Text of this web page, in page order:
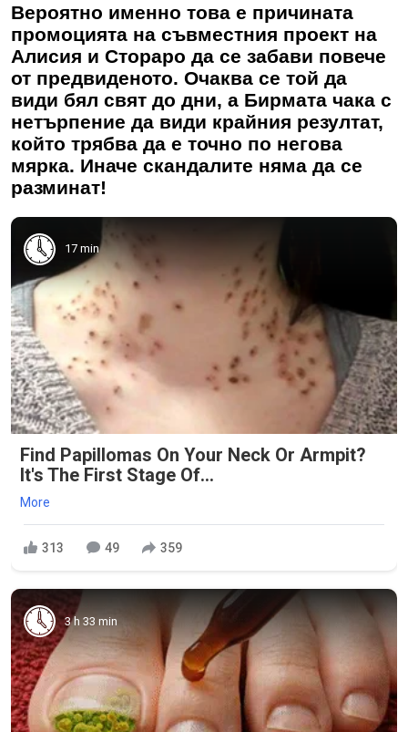
Вероятно именно това е причината
промоцията на съвместния проект на
Алисия и Стораро да се забави повече
от предвиденото. Очаква се той да
види бял свят до дни, а Бирмата чака с
нетърпение да види крайния резултат,
който трябва да е точно по негова
мярка. Иначе скандалите няма да се
разминат!
17 min
Find Papillomas On Your Neck Or Armpit?
It's The First Stage Of...
More
313 49 359
3 h 33 min